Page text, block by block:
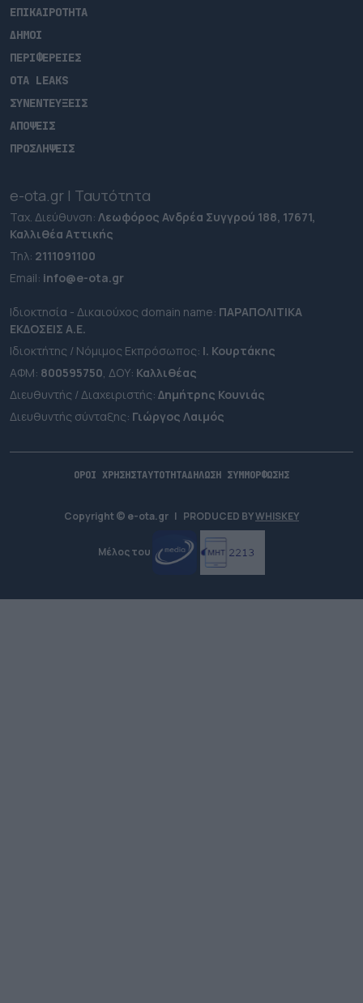
ΕΠΙΚΑΙΡΟΤΗΤΑ
ΔΗΜΟΙ
ΠΕΡΙΦΕΡΕΙΕΣ
OTA LEAKS
ΣΥΝΕΝΤΕΥΞΕΙΣ
ΑΠΟΨΕΙΣ
ΠΡΟΣΛΗΨΕΙΣ
e-ota.gr | Ταυτότητα
Ταχ. Διεύθυνση: Λεωφόρος Ανδρέα Συγγρού 188, 17671,
Καλλιθέα Αττικής
Τηλ: 2111091100
Εmail: info@e-ota.gr
Ιδιοκτησία - Δικαιούχος domain name: ΠΑΡΑΠΟΛΙΤΙΚΑ
ΕΚΔΟΣΕΙΣ A.E.
Ιδιοκτήτης / Νόμιμος Εκπρόσωπος: Ι. Κουρτάκης
ΑΦΜ: 800595750, ΔΟΥ: Καλλιθέας
Διευθυντής / Διαχειριστής: Δημήτρης Κουνιάς
Διευθυντής σύνταξης: Γιώργος Λαιμός
ΟΡΟΙ ΧΡΗΣΗΣΤΑΥΤΟΤΗΤΑΔΗΛΩΣΗ ΣΥΜΜΟΡΦΩΣΗΣ
Copyright © e-ota.gr | PRODUCED BYWHISKEY
Μέλος του